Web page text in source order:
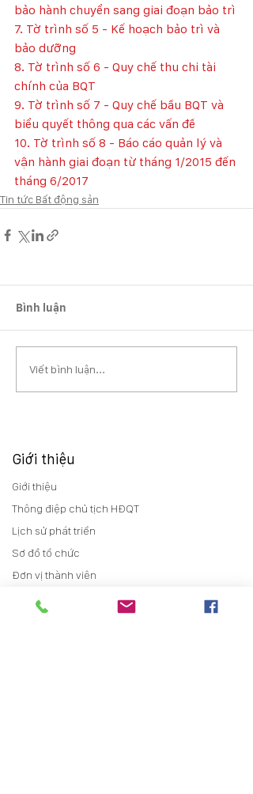
bảo hành chuyển sang giai đoạn bảo trì
7. Tờ trình số 5 - Kế hoạch bảo trì và
bảo dưỡng
8. Tờ trình số 6 - Quy chế thu chi tài
chính của BQT
9. Tờ trình số 7 - Quy chế bầu BQT và
biểu quyết thông qua các vấn đề
10. Tờ trình số 8 - Báo cáo quản lý và
vận hành giai đoạn từ tháng 1/2015 đến
tháng 6/2017
Tin tức Bất động sản
Bình luận
Viết bình luận...
Giới thiệu
Giới thiệu
Thông điệp chủ tịch HĐQT
Lịch sử phát triển
Sơ đồ tổ chức
Đơn vị thành viên
Chính sách chất lượng